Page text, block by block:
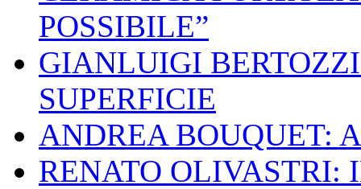
POSSIBILE”
GIANLUIGI
SUPERFICIE
ANDREA BOUQUET:
RENATO OLIVASTRI: